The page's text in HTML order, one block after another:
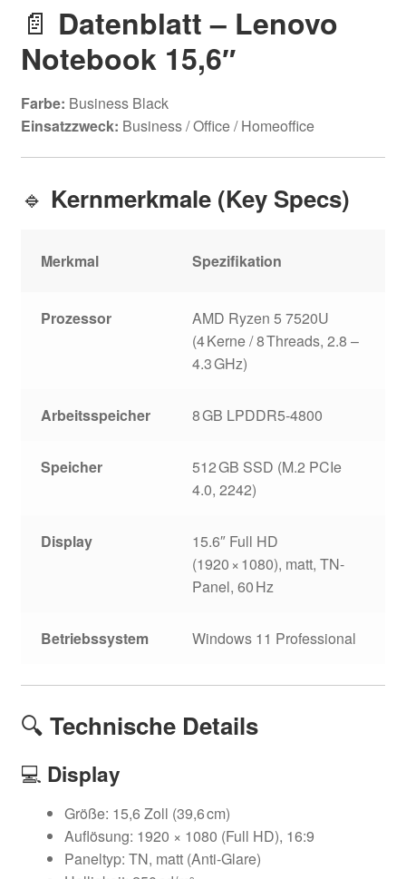
📄 Datenblatt – Lenovo
Notebook 15,6″
Farbe: Business Black
Einsatzzweck: Business / Office / Homeoffice
🔹 Kernmerkmale (Key Specs)
Merkmal Spezifikation
Prozessor
AMD Ryzen 5 7520U
(4 Kerne / 8 Threads, 2.8 –
4.3 GHz)
Arbeitsspeicher 8 GB LPDDR5‑4800
Speicher
512 GB SSD (M.2 PCIe
4.0, 2242)
Display
15.6″ Full HD
(1920 × 1080), matt, TN-
Panel, 60 Hz
Betriebssystem Windows 11 Professional
🔍 Technische Details
💻 Display
Größe: 15,6 Zoll (39,6 cm)
Auflösung: 1920 × 1080 (Full HD), 16:9
Paneltyp: TN, matt (Anti-Glare)